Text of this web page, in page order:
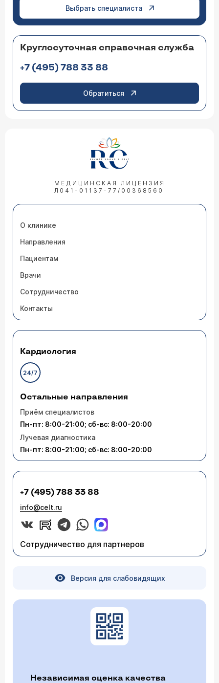
Выбрать специалиста
Круглосуточная справочная служба
+7 (495) 788 33 88
Обратиться
МЕДИЦИНСКАЯ ЛИЦЕНЗИЯ
Л041-01137-77/00368560
О клинике
Направления
Пациентам
Врачи
Сотрудничество
Контакты
Кардиология
24/7
Остальные направления
Приём специалистов
Пн-пт: 8:00-21:00; сб-вс: 8:00-20:00
Лучевая диагностика
Пн-пт: 8:00-21:00; сб-вс: 8:00-20:00
+7 (495) 788 33 88
info@celt.ru
Сотрудничество для партнеров
Версия для слабовидящих
Независимая оценка качества